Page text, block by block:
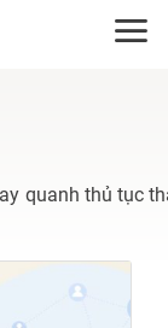
quanh thủ tục